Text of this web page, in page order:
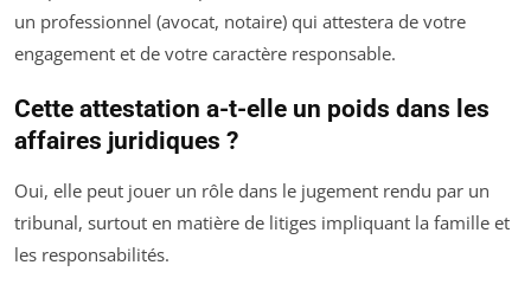
un professionnel (avocat, notaire) qui attestera de votre
engagement et de votre caractère responsable.
Cette attestation a-t-elle un poids dans les
affaires juridiques ?
Oui, elle peut jouer un rôle dans le jugement rendu par un
tribunal, surtout en matière de litiges impliquant la famille et
les responsabilités.